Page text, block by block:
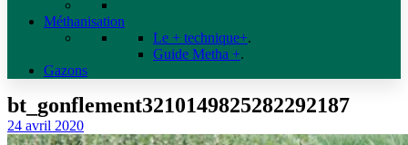
Méthanisation
Le + technique+.
Guide Metha +.
Gazons
bt_gonflement3210149825282292187
24 avril 2020